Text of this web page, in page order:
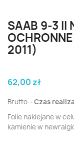
SAAB 9-3 II
2011)
62,00 zł
Brutto
Czas
Folie naklejane w
kamienie w